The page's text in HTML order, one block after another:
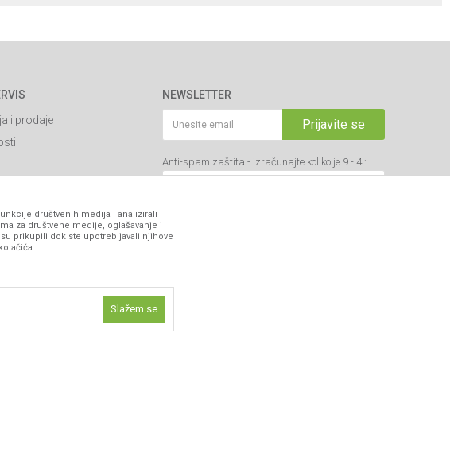
i prodaje
NEWSLETTER
Prijavite se
Anti-spam zaštita - izračunajte koliko je 9 - 4 :
VIBER I SMS NEWSLETTER
društvenih medija i analizirali
za društvene medije, oglašavanje i
prikupili dok ste upotrebljavali njihove
Slažem se